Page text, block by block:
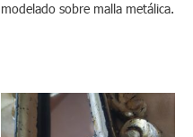
modelado sobre malla metálica.